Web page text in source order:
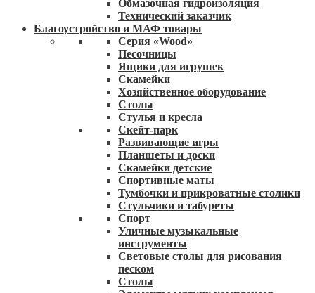
Обмазочная гидроизоляция
Технический заказчик
Благоустройство и МАФ товары
Серия «Wood»
Песочницы
Ящики для игрушек
Скамейки
Хозяйственное оборудование
Столы
Стулья и кресла
Скейт-парк
Развивающие игры
Планшеты и доски
Скамейки детские
Спортивные маты
Тумбочки и прикроватные столики
Стульчики и табуреты
Спорт
Уличные музыкальные
инструменты
Световые столы для рисования
песком
Столы